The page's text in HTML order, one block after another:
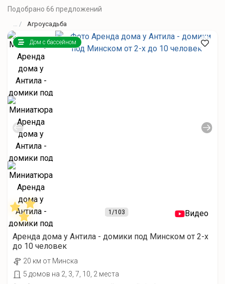
Подобрано 66 предложений
Агроусадьба
1 /103
Дом с бассейном
Видео
Аренда дома у Антила - домики под Минском от 2-х
до 10 человек
20 км от Минска
5 домов на 2, 3, 7, 10, 2 места